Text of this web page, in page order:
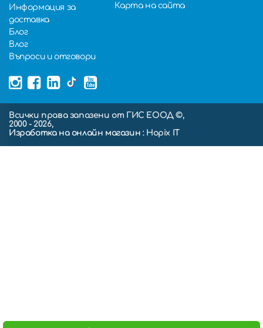
Информация за
доставка
Блог
Влог
Въпроси и отговори
Карта на сайта
Всички права запазени от ГИС ЕООД ©,
2000 - 2026,
Изработка на онлайн магазин : Hopix IT